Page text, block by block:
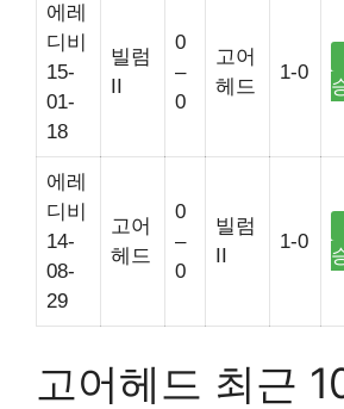
에레
디비
15-
01-
18
빌럼
II
0
–
0
고어
헤드
1-0
에레
디비
14-
08-
29
고어
헤드
0
–
0
빌럼
II
1-0
고어헤드 최근